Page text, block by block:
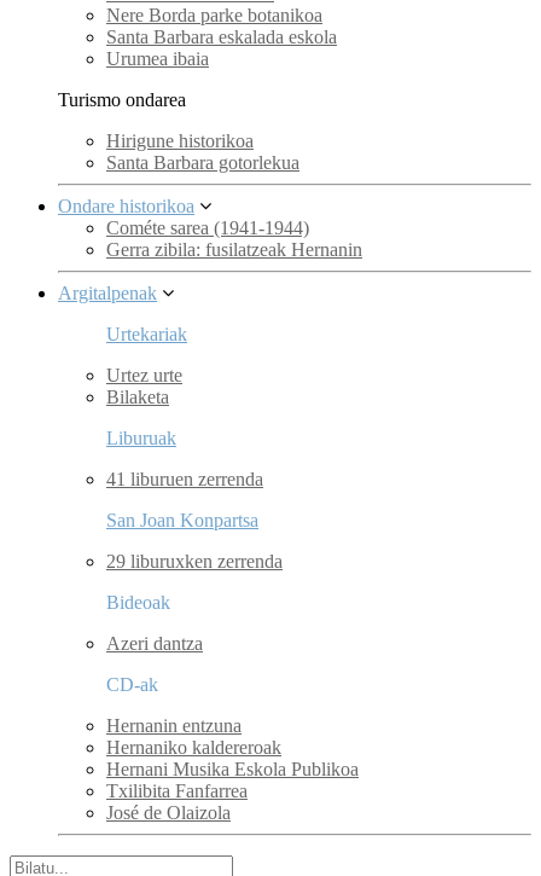
Nere Borda parke botanikoa
Santa Barbara eskalada eskola
Urumea ibaia
Turismo ondarea
Hirigune historikoa
Santa Barbara gotorlekua
Ondare historikoa
Cométe sarea (1941-1944)
Gerra zibila: fusilatzeak Hernanin
Argitalpenak
Urtekariak
Urtez urte
Bilaketa
Liburuak
41 liburuen zerrenda
San Joan Konpartsa
29 liburuxken zerrenda
Bideoak
Azeri dantza
CD-ak
Hernanin entzuna
Hernaniko kaldereroak
Hernani Musika Eskola Publikoa
Txilibita Fanfarrea
José de Olaizola